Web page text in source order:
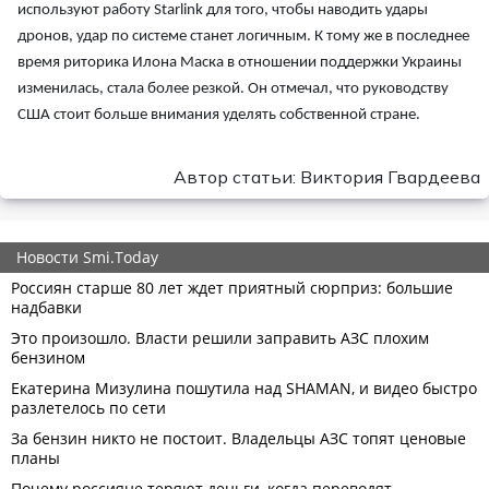
используют работу Starlink для того, чтобы наводить удары
дронов, удар по системе станет логичным. К тому же в последнее
время риторика Илона Маска в отношении поддержки Украины
изменилась, стала более резкой. Он отмечал, что руководству
США стоит больше внимания уделять собственной стране.
Автор статьи: Виктория Гвардеева